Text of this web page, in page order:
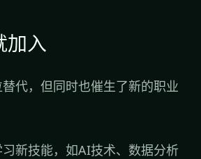
加入
代，但同时也催生了新的职业
新技能，如AI技术、数据分析